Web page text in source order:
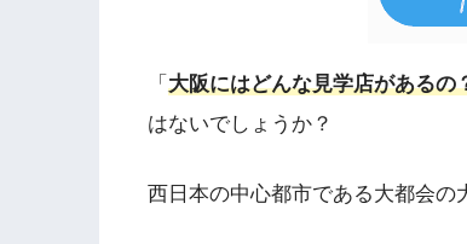
「 大阪にはどんな見学店があるの
はないでしょうか？
西日本の中心都市である大都会の